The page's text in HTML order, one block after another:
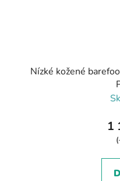
Nízké kožené
1